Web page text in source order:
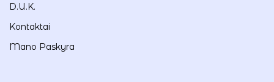
D.U.K.
Kontaktai
Mano Paskyra